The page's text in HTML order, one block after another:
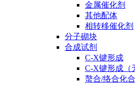
金属催化剂
其他配体
相转移催化剂
分子砌块
合成试剂
C-X键形成
C-X键形成（
螯合/络合化